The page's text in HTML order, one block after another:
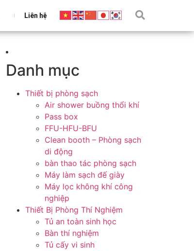
Liên hệ
Danh mục
Thiết bị phòng sạch
Air shower buồng thổi khí
Pass box
FFU-HFU-BFU
Clean booth – Phòng sạch
di động
bàn thao tác phòng sạch
Máy làm sạch đế giày
Máy lọc không khí công
nghiệp
Thiết Bị Phòng Thí Nghiệm
Tủ an toàn sinh học
Bàn thí nghiệm
Tủ cấy vi sinh